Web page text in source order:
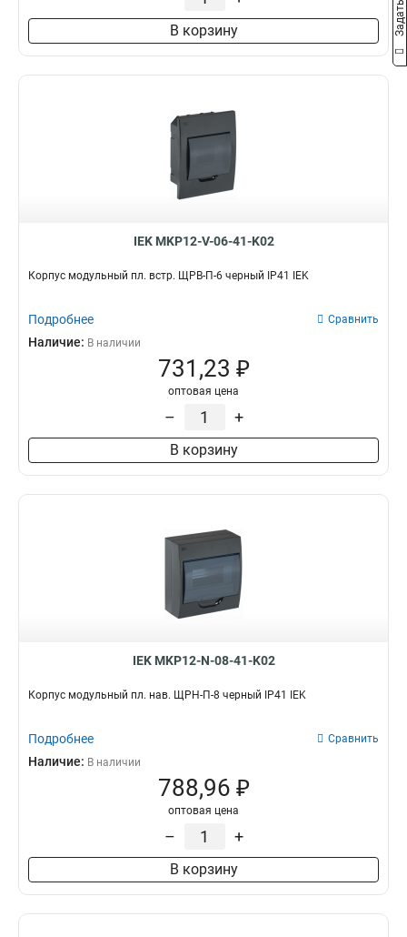
В корзину
IEK MKP12-V-06-41-K02
Корпус модульный пл. встр. ЩРВ-П-6 черный IP41 IEK
Подробнее Сравнить
Наличие: В наличии
731,23 ₽
оптовая цена
– +
В корзину
IEK MKP12-N-08-41-K02
Корпус модульный пл. нав. ЩРН-П-8 черный IP41 IEK
Подробнее Сравнить
Наличие: В наличии
788,96 ₽
оптовая цена
– +
В корзину